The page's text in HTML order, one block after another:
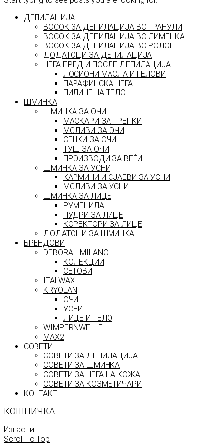
ДЕПИЛАЦИЈА
ВОСОК ЗА ДЕПИЛАЦИЈА ВО ГРАНУЛИ
ВОСОК ЗА ДЕПИЛАЦИЈА ВО ЛИМЕНКА
ВОСОК ЗА ДЕПИЛАЦИЈА ВО РОЛОН
ДОДАТОЦИ ЗА ДЕПИЛАЦИЈА
НЕГА ПРЕД И ПОСЛЕ ДЕПИЛАЦИЈА
ЛОСИОНИ МАСЛА И ГЕЛОВИ
ПАРАФИНСКА НЕГА
ПИЛИНГ НА ТЕЛО
ШМИНКА
ШМИНКА ЗА ОЧИ
МАСКАРИ ЗА ТРЕПКИ
МОЛИВИ ЗА ОЧИ
СЕНКИ ЗА ОЧИ
ТУШ ЗА ОЧИ
ПРОИЗВОДИ ЗА ВЕЃИ
ШМИНКА ЗА УСНИ
КАРМИНИ И СЈАЕВИ ЗА УСНИ
МОЛИВИ ЗА УСНИ
ШМИНКА ЗА ЛИЦЕ
РУМЕНИЛА
ПУДРИ ЗА ЛИЦЕ
КОРЕКТОРИ ЗА ЛИЦЕ
ДОДАТОЦИ ЗА ШМИНКА
БРЕНДОВИ
DEBORAH MILANO
КОЛЕКЦИИ
СЕТОВИ
ITALWAX
KRYOLAN
ОЧИ
УСНИ
ЛИЦЕ И ТЕЛО
WIMPERNWELLE
MAX2
СОВЕТИ
СОВЕТИ ЗА ДЕПИЛАЦИЈА
СОВЕТИ ЗА ШМИНКА
СОВЕТИ ЗА НЕГА НА КОЖА
СОВЕТИ ЗА КОЗМЕТИЧАРИ
КОНТАКТ
КОШНИЧКА
Изгасни
Scroll To Top